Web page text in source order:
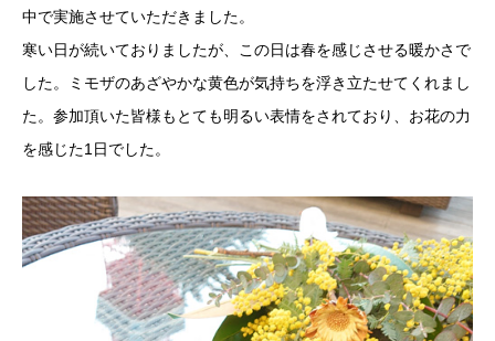
中で実施させていただきました。
寒い日が続いておりましたが、この日は春を感じさせる暖かさで
した。ミモザのあざやかな黄色が気持ちを浮き立たせてくれまし
た。参加頂いた皆様もとても明るい表情をされており、お花の力
を感じた1日でした。